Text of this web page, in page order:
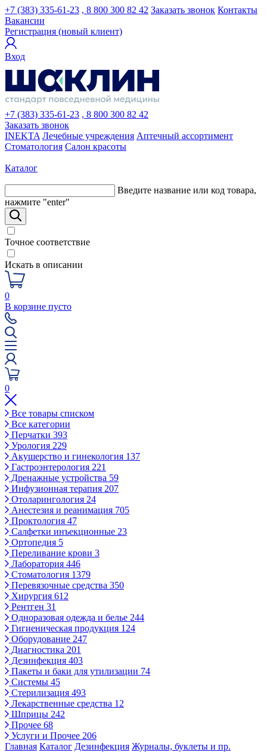
+7 (383) 335-61-23 , 8 800 300 82 42 Заказать звонок Контакты
Вакансии
Регистрация (новый клиент)
Вход
+7 (383) 335-61-23 , 8 800 300 82 42
Заказать звонок
INEKTA Лечебные учреждения Аптечный ассортимент
Стоматология Салон красоты
Каталог
Введите название или код товара,
нажмите "enter"
Точное соответствие
Искать в описании
0
В корзине пусто
0
Все товары списком
Все категории
Перчатки 393
Урология 229
Акушерство и гинекология 137
Гастроэнтерология 221
Дренажные устройства 59
Инфузионная терапия 207
Отоларингология 24
Анестезия и реанимация 705
Проктология 47
Салфетки инъекционные 23
Ортопедия 5
Переливание крови 3
Лаборатория 446
Стоматология 1379
Перевязочные средства 350
Хирургия 612
Рентген 31
Одноразовая одежда и белье 244
Гигиеническая продукция 124
Оборудование 247
Диагностика 201
Дезинфекция 403
Пакеты и баки для утилизации 74
Системы 45
Стерилизация 493
Лекарственные средства 12
Шприцы 242
Прочее 68
Услуги и Прочее 206
Главная Каталог Дезинфекция Журналы, буклеты и пр.